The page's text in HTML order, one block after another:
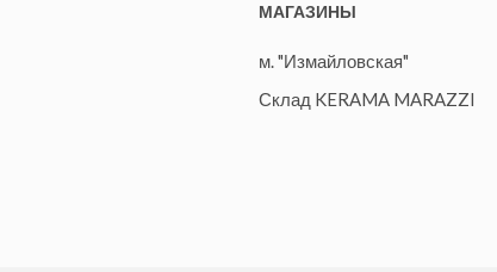
МАГАЗИНЫ
м. "Измайловская"
Склад KERAMA MARAZZI